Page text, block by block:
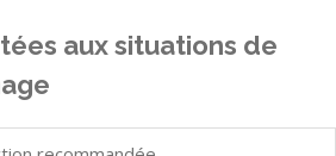
aux situations de